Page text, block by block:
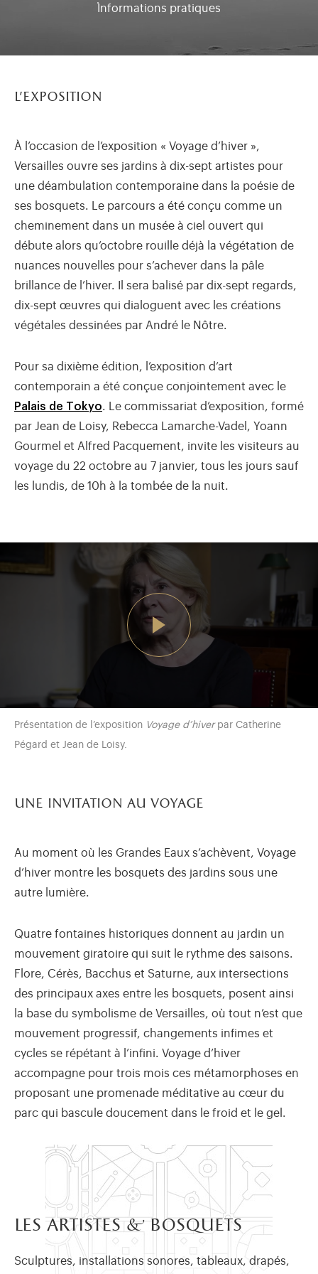
Informations pratiques
l’exposition
À l’occasion de l’exposition « Voyage d’hiver »,
Versailles ouvre ses jardins à dix-sept artistes pour
une déambulation contemporaine dans la poésie de
ses bosquets. Le parcours a été conçu comme un
cheminement dans un musée à ciel ouvert qui
débute alors qu’octobre rouille déjà la végétation de
nuances nouvelles pour s’achever dans la pâle
brillance de l’hiver. Il sera balisé par dix-sept regards,
dix-sept œuvres qui dialoguent avec les créations
végétales dessinées par André le Nôtre.
Pour sa dixième édition, l’exposition d’art
contemporain a été conçue conjointement avec le
Palais de Tokyo. Le commissariat d’exposition, formé
par Jean de Loisy, Rebecca Lamarche-Vadel, Yoann
Gourmel et Alfred Pacquement, invite les visiteurs au
voyage du 22 octobre au 7 janvier, tous les jours sauf
les lundis, de 10h à la tombée de la nuit.
Présentation de l’exposition Voyage d’hiverpar Catherine
Pégard et Jean de Loisy.
une invitation au voyage
Au moment où les Grandes Eaux s’achèvent, Voyage
d’hiver montre les bosquets des jardins sous une
autre lumière.
Quatre fontaines historiques donnent au jardin un
mouvement giratoire qui suit le rythme des saisons.
Flore, Cérès, Bacchus et Saturne, aux intersections
des principaux axes entre les bosquets, posent ainsi
la base du symbolisme de Versailles, où tout n’est que
mouvement progressif, changements infimes et
cycles se répétant à l’infini. Voyage d’hiver
accompagne pour trois mois ces métamorphoses en
proposant une promenade méditative au cœur du
parc qui bascule doucement dans le froid et le gel.
les artistes & bosquets
Sculptures, installations sonores, tableaux, drapés,